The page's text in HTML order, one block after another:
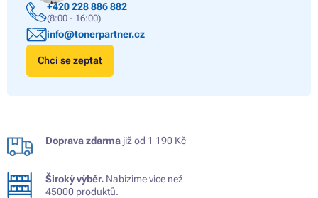
+420 228 886 882
(8:00 - 16:00)
info@tonerpartner.cz
Chci se zeptat
Doprava zdarma již od 1 190 Kč
Široký výběr. Nabízíme více než
45000 produktů.